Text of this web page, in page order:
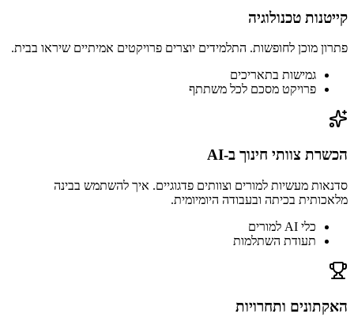
קייטנות טכנולוגיה
פתרון מוכן לחופשות. התלמידים יוצרים פרויקטים אמיתיים שיראו בבית.
גמישות בתאריכים
פרויקט מסכם לכל משתתף
הכשרת צוותי חינוך ב-AI
סדנאות מעשיות למורים וצוותים פדגוגיים. איך להשתמש בבינה
מלאכותית בכיתה ובעבודה היומיומית.
כלי AI למורים
תעודת השתלמות
האקתונים ותחרויות